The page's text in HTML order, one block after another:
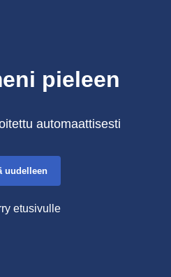
pieleen
automaattisesti
uudelleen
etusivulle